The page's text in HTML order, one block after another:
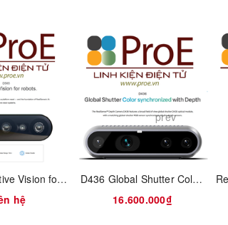
Distance (Min-Z)
~52 cm
<2% at 4 m
of View (FOV) 87° × 58°
Output Resolution Up to 1280 × 720
Output Frame Rate Up to 90 fps
D585 AI-Native Vision for robots
hệ
D436 Global Shutter Color synchronized with Depth
16.600.000₫
prev